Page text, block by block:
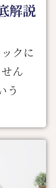
解説
クに
ん
う